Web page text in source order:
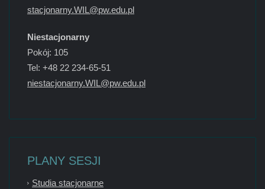
stacjonarny.WIL@pw.edu.pl
Niestacjonarny
Pokój: 105
Tel: +48 22 234-65-51
niestacjonarny.WIL@pw.edu.pl
PLANY SESJI
Studia stacjonarne